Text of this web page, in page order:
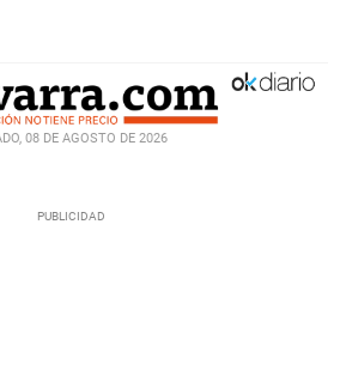
08 DE AGOSTO DE 2026